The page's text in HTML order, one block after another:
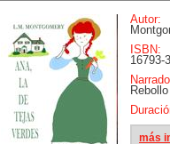
Autor:
ISBN:
16793-
Rebollo
más